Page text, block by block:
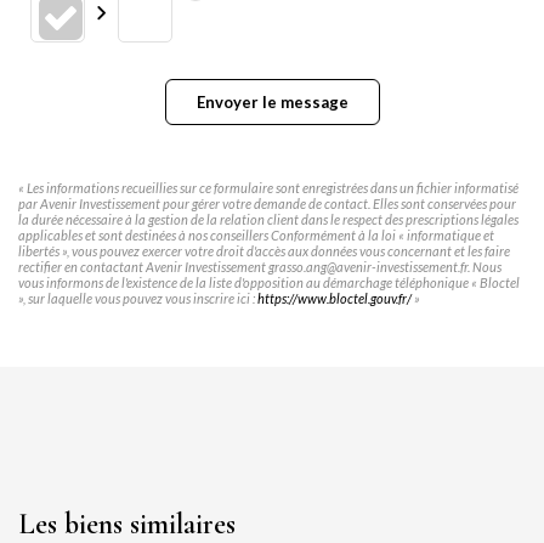
Envoyer le message
« Les informations recueillies sur ce formulaire sont enregistrées dans un fichier informatisé
par Avenir Investissement pour gérer votre demande de contact. Elles sont conservées pour
la durée nécessaire à la gestion de la relation client dans le respect des prescriptions légales
applicables et sont destinées à nos conseillers Conformément à la loi « informatique et
libertés », vous pouvez exercer votre droit d'accès aux données vous concernant et les faire
rectifier en contactant Avenir Investissement grasso.ang@avenir-investissement.fr. Nous
vous informons de l'existence de la liste d'opposition au démarchage téléphonique « Bloctel
», sur laquelle vous pouvez vous inscrire ici :https://www.bloctel.gouv.fr/»
Les biens similaires